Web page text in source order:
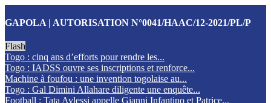
GAPOLA | AUTORISATION N°0041/HAAC/12-2021/PL/P
Flash
Togo : cinq ans d’efforts pour rendre les...
Togo : IADSS ouvre ses inscriptions et renforce...
Machine à foufou : une invention togolaise au...
Togo : Gal Dimini Allahare diligente une enquête...
Football : Tata Avlessi appelle Gianni Infantino et Patrice...